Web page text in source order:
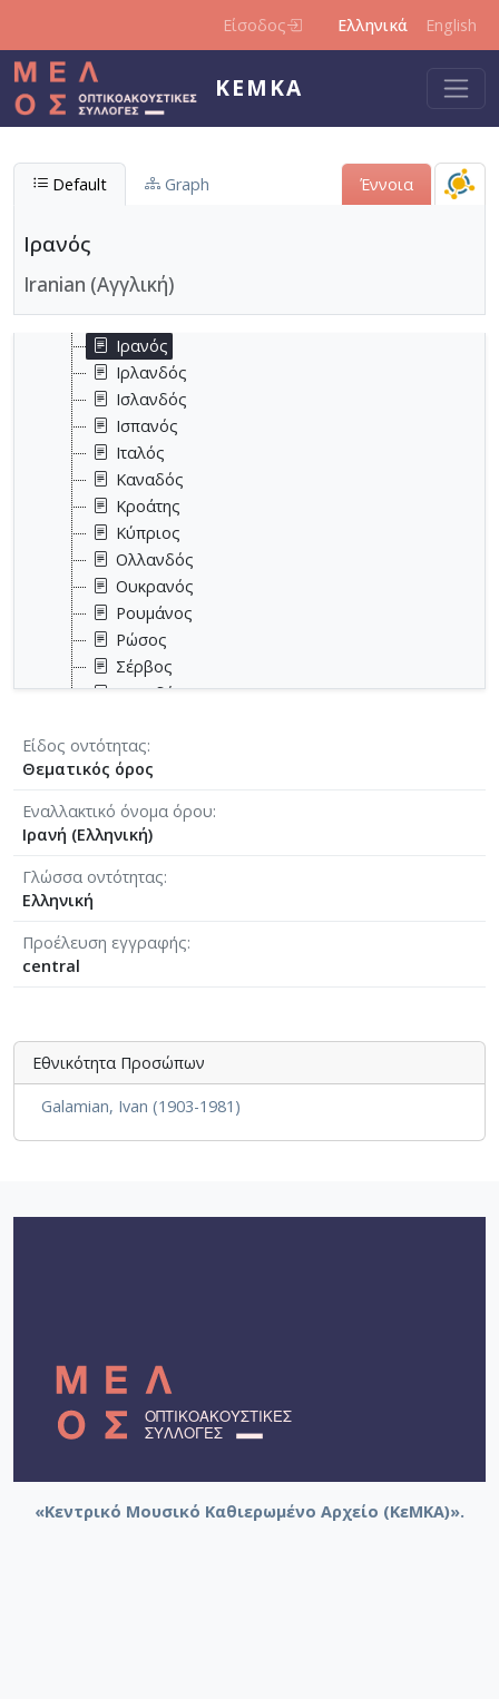
Είσοδος Ελληνικά English
ΚΕΜΚΑ
Default Graph Έννοια
Ιρανός
Iranian (Αγγλική)
Βέλγος
Βενεζουελανός
Βούλγαρος
Βρετανός
Γάλλος
Γερμανός
Δανός
Έλληνας
Ιάπωνας
Ιρανός
Ιρλανδός
Ισλανδός
Ισπανός
Ιταλός
Καναδός
Κροάτης
Κύπριος
Ολλανδός
Ουκρανός
Ρουμάνος
Ρώσος
Σέρβος
Σουηδός
Τσέχος
Φινλανδός
Είδος οντότητας
Θεματικός όρος
Εναλλακτικό όνομα όρου
Ιρανή (Ελληνική)
Γλώσσα οντότητας
Ελληνική
Προέλευση εγγραφής
central
Εθνικότητα Προσώπων
Galamian, Ivan (1903-1981)
«Κεντρικό Μουσικό Καθιερωμένο Αρχείο (ΚεΜΚΑ)».